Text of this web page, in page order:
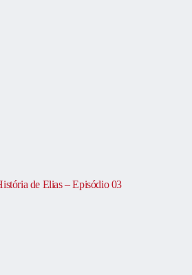
de Elias – Episódio 03